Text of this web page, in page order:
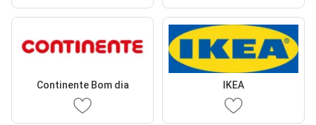
Continente Bom dia IKEA